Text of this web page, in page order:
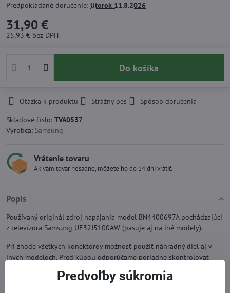
Predpokladané doručenie: Utorok 11.8.2026
31,90 €
25,93 € bez DPH
Do košíka
Otázka k produktu Strážny pes
Spôsob doručenia
Skladové číslo: TVA0537
Výrobca: Samsung
Vrátenie tovaru
Ak vám tovar nesadne, môžete ho do 14 dní vrátiť.
Popis
Používaný originál zdroj napájania model BN4400697A pochádzajúci
z televízora Samsung UE32J5100AW (pasuje aj na iné modely).
Pri zhode všetkých konektorov možnosť použiť náhradný diel aj v
iných modeloch. Pred kúpou odporúčame poriadne skontrolovať
Predvoľby súkromia